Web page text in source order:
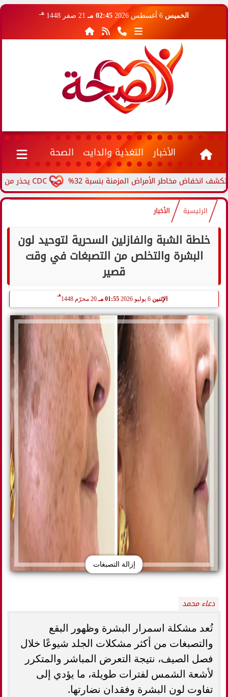
الخميس 02:45 مـ 21 صفر 1448 هـ
الأخبار التغذية والدايت الصحة
CDC يحذر من ارتفاع حالات حمى الأرانب.. مرض نادر ينتقل من الحيوانات... مخاطر الأمراض المزمنة بنسبة 32%
الرئيسية الأخبار
خلطة الشبة والفازلين السحرية لتوحيد لون
البشرة والتخلص من التصبغات في وقت
قصير
الإثنين 6 يوليو 2026 01:55 مـ 20 محرّم 1448
هـ
إزالة التصبغات
دعاء محمد
تُعد مشكلة اسمرار البشرة وظهور البقع
والتصبغات من أكثر مشكلات الجلد شيوعًا خلال
فصل الصيف، نتيجة التعرض المباشر والمتكرر
لأشعة الشمس لفترات طويلة، ما يؤدي إلى
تفاوت لون البشرة وفقدان نضارتها.